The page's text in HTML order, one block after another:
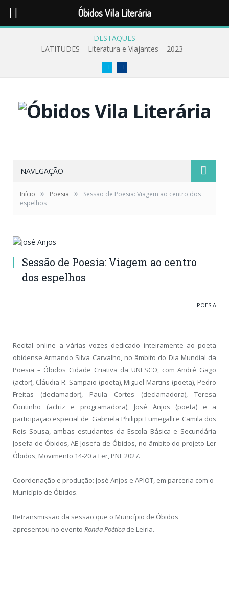
DESTAQUES
LATITUDES – Literatura e Viajantes – 2023
Twitter
NAVEGAÇÃO
Início » Poesia »
Sessão de Poesia: Viagem ao centro dos
espelhos
Sessão de Poesia: Viagem ao centro
dos espelhos
POESIA
Recital online a várias vozes dedicado inteiramente ao poeta
obidense Armando Silva Carvalho, no âmbito do Dia Mundial da
Poesia – Óbidos Cidade Criativa da UNESCO, com André Gago
(actor), Cláudia R. Sampaio (poeta), Miguel Martins (poeta), Pedro
Freitas (declamador), Paula Cortes (declamadora), Teresa
Coutinho (actriz e programadora), José Anjos (poeta) e a
participação especial de Gabriela Philippi Fumegalli e Camila dos
Reis Sousa, ambas estudantes da Escola Básica e Secundária
Josefa de Óbidos, AE Josefa de Óbidos, no âmbito do projeto Ler
Óbidos, Movimento 14-20 a Ler, PNL 2027.
Coordenação e produção: José Anjos e APIOT, em parceria com o
Município de Óbidos.
Retransmissão da sessão que o Município de Óbidos
apresentou no evento Ronda Poética de Leiria.
Óbidos Vila Literária